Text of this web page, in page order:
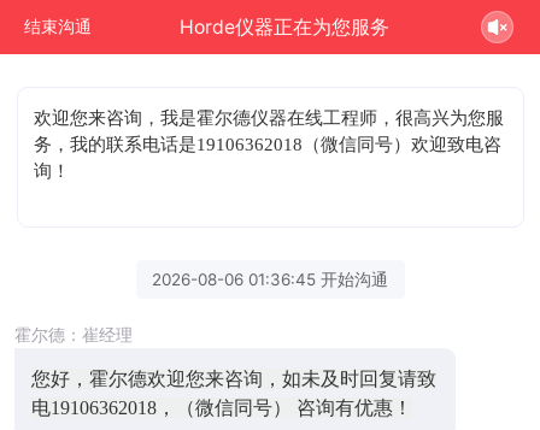
结束沟通 Horde仪器正在为您服务
欢迎您来咨询 ，我是霍尔德仪器在线工程师，很高兴为您服
务，我的联系电话是19106362018（微信同号）欢迎致电咨
询！
2026-08-06 01:36:45 开始沟通
霍尔德：崔经理
您好，霍尔德欢迎您来咨询，如未及时回复请致
电19106362018，（微信同号） 咨询有优惠！